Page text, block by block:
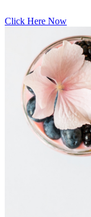
Click Here Now